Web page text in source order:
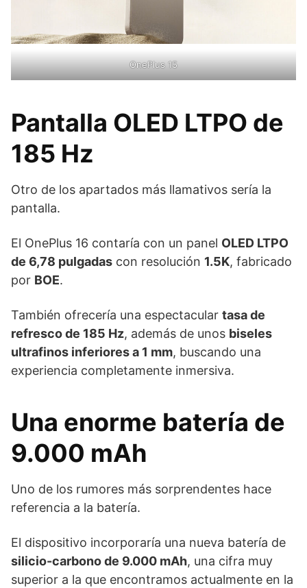
OnePlus 15
Pantalla OLED LTPO de
185 Hz
Otro de los apartados más llamativos sería la
pantalla.
El OnePlus 16 contaría con un panel OLED LTPO
de 6,78 pulgadas con resolución 1.5K, fabricado
por BOE.
También ofrecería una espectacular tasa de
refresco de 185 Hz, además de unos biseles
ultrafinos inferiores a 1 mm, buscando una
experiencia completamente inmersiva.
Una enorme batería de
9.000 mAh
Uno de los rumores más sorprendentes hace
referencia a la batería.
El dispositivo incorporaría una nueva batería de
silicio-carbono de 9.000 mAh, una cifra muy
superior a la que encontramos actualmente en la